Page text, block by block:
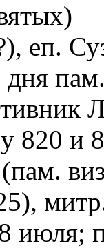
еп.
дня
820 и
июля;